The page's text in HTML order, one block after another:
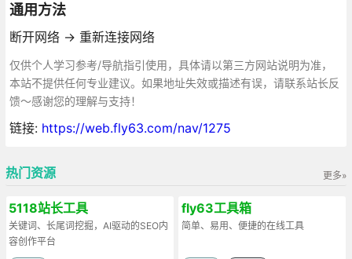
通用方法
断开网络 -> 重新连接网络
仅供个人学习参考/导航指引使用，具体请以第三方网站说明为准，
本站不提供任何专业建议。如果地址失效或描述有误，请联系站长反
馈～感谢您的理解与支持！
链接: https://web.fly63.com/nav/1275
更多»
热门资源
5118站长工具
关键词、长尾词挖掘，AI驱动的SEO内
容创作平台
fly63工具箱
简单、易用、便捷的在线工具